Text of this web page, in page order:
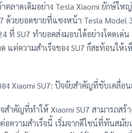
าตลาดเดิมอย่าง Tesla Xiaomi ยักษ์ใ
ด้วยยอดขายที่แซงหน้า Tesla Model
ที่ SU7 ทำยอดส่งมอบได้อย่างโดดเ
แต่ความสำเร็จของ SU7 ก็สะท้อนใ
อง Xiaomi SU7: ปัจจัยสำคัญที่ขับเคลื่อ
สำคัญที่ทำให้ Xiaomi SU7 สามารถส
อความสำเร็จนี้ เริ่มจากดีไซน์ที่ทันสมั